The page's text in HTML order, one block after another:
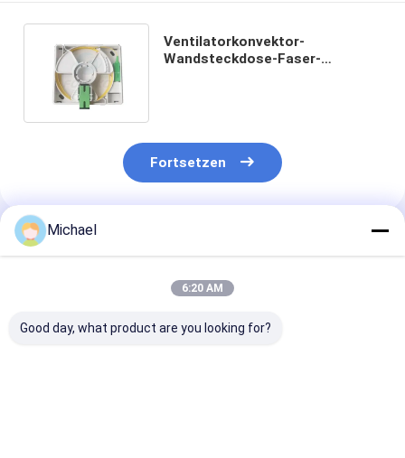
Ventilatorkonvektor-
Wandsteckdose-Faser-
Fortsetzen
Empfohlene Produkte
Michael
6:20 AM
Good day, what product are you looking for?